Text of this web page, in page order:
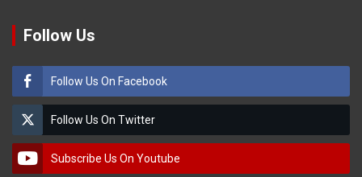
Follow Us
Follow Us On Facebook
Follow Us On Twitter
Subscribe Us On Youtube